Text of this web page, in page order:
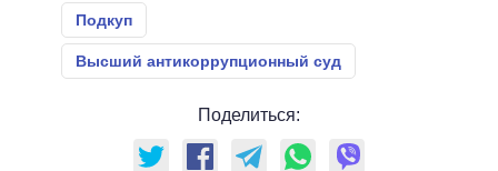
Подкуп
Высший антикоррупционный суд
Поделиться: